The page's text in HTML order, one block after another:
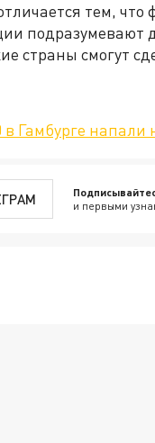
тем, что
подразумевают
страны смогут
Гамбурге напали
и первыми